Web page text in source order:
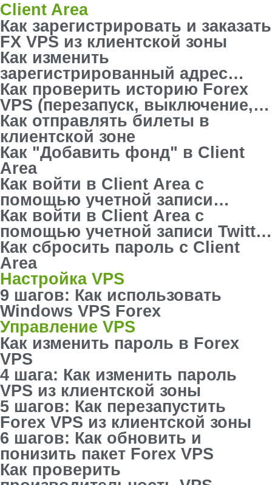
Client Area
Как зарегистрировать и заказать
FX VPS из клиентской зоны
Как изменить
зарегистрированный адрес
электронной почты в области
клиента
Как проверить историю Forex
VPS (перезапуск, выключение,
остановка) в клиентской зоне
Как отправлять билеты в
клиентской зоне
Как "Добавить фонд" в Client
Area
Как войти в Client Area с
помощью учетной записи
Google
Как войти в Client Area с
помощью учетной записи Twitter
(X)
Как сбросить пароль с Client
Area
Настройка VPS
9 шагов: Как использовать
Windows VPS Forex
Управление VPS
Как изменить пароль в Forex
VPS
4 шага: Как изменить пароль
VPS из клиентской зоны
5 шагов: Как перезапустить
Forex VPS из клиентской зоны
6 шагов: Как обновить и
понизить пакет Forex VPS
Как проверить